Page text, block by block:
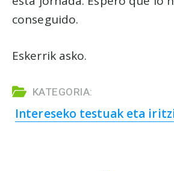
conseguido.
Eskerrik asko.
KATEGORIA:
Intereseko testuak eta